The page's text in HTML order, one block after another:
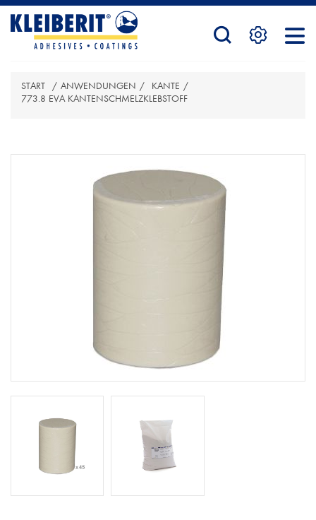
STARTSEITE
PRODUKTE
START / ANWENDUNGEN / KANTE /
773.8 EVA KANTENSCHMELZKLEBSTOFF